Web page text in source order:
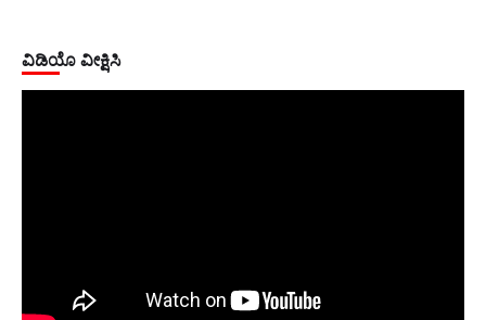
ವಿಡಿಯೊ ವೀಕ್ಷಿಸಿ